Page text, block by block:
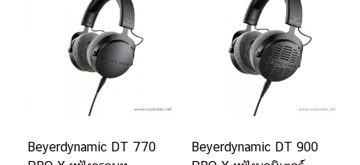
Beyerdynamic DT 770
Beyerdynamic DT 900